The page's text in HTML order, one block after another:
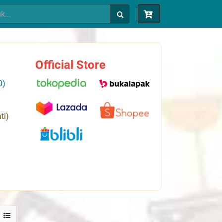
Official Store